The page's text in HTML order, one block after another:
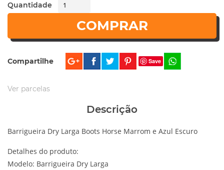
Quantidade
COMPRAR
Compartilhe Save
Ver parcelas
Descrição
Barrigueira Dry Larga Boots Horse Marrom e Azul Escuro
Detalhes do produto:
Modelo: Barrigueira Dry Larga